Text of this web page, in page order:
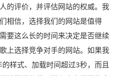
的评价，并评估网站的权威。我
相信，选择我们的网站是值得
要这么长的时间来决定是否继续
上选择竞争对手的网站。如果我
样式、加载时间超过3秒，而且